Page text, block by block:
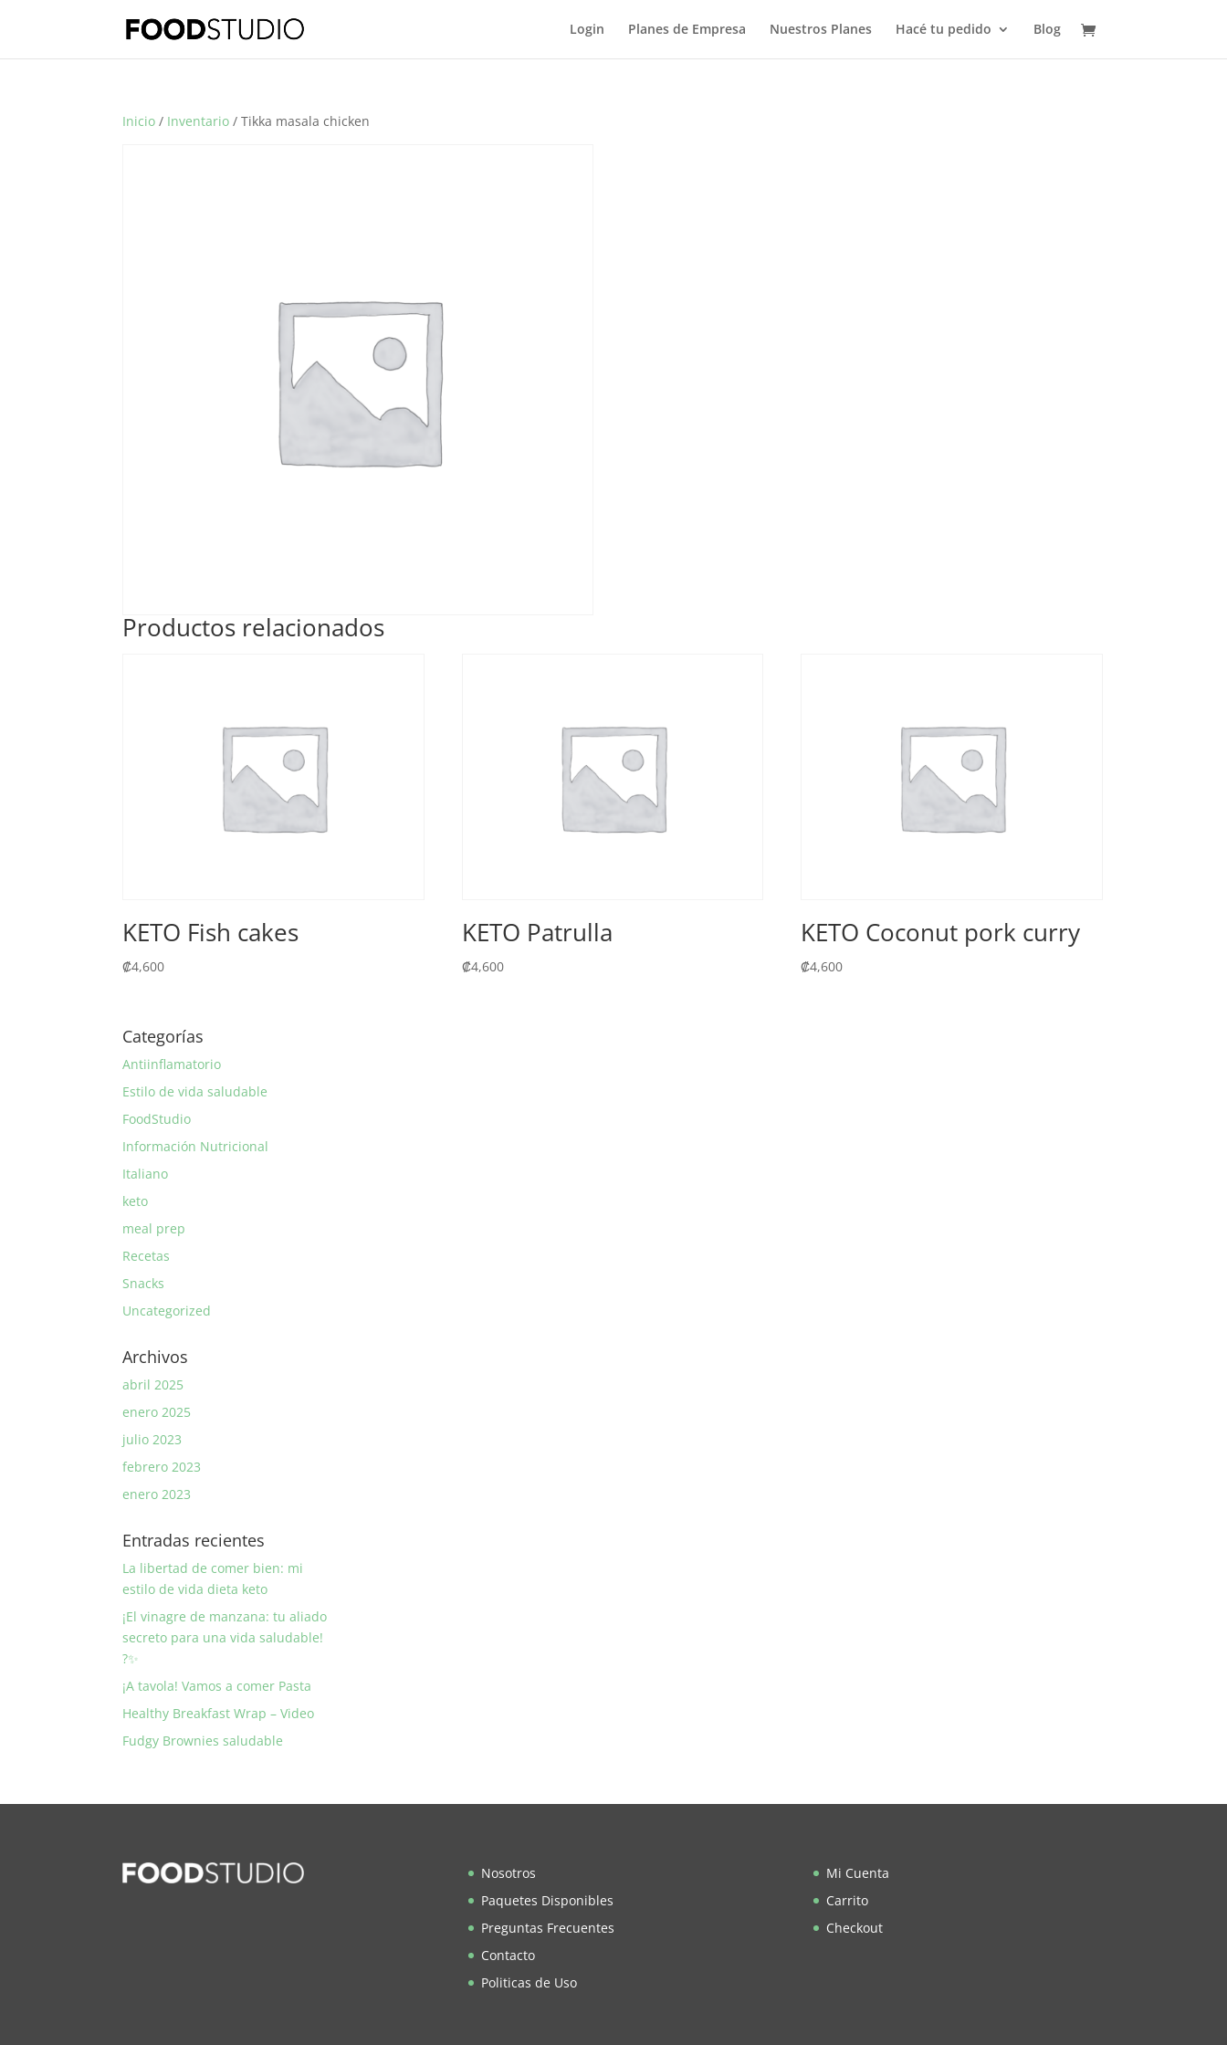
Login Planes de Empresa Nuestros Planes Hacé tu pedido Blog
Inicio / Inventario / Tikka masala chicken
Productos relacionados
KETO Fish cakes
₡4,600
KETO Patrulla
₡4,600
KETO Coconut pork curry
₡4,600
Categorías
Antiinflamatorio
Estilo de vida saludable
FoodStudio
Información Nutricional
Italiano
keto
meal prep
Recetas
Snacks
Uncategorized
Archivos
abril 2025
enero 2025
julio 2023
febrero 2023
enero 2023
Entradas recientes
La libertad de comer bien: mi
estilo de vida dieta keto
¡El vinagre de manzana: tu aliado
secreto para una vida saludable!
?✨
¡A tavola! Vamos a comer Pasta
Healthy Breakfast Wrap – Video
Fudgy Brownies saludable
Nosotros
Paquetes Disponibles
Preguntas Frecuentes
Contacto
Politicas de Uso
Mi Cuenta
Carrito
Checkout